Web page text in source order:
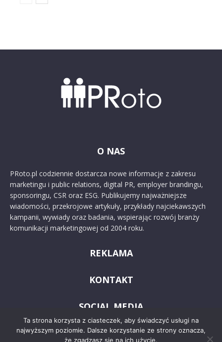
O NAS
PRoto.pl codziennie dostarcza nowe informacje z zakresu
marketingu i public relations, digital PR, employer brandingu,
sponsoringu, CSR oraz ESG. Publikujemy najważniejsze
wiadomości, przekrojowe artykuły, przykłady najciekawszych
kampanii, wywiady oraz badania, wspierając rozwój branży
komunikacji marketingowej od 2004 roku.
REKLAMA
KONTAKT
SOCIAL MEDIA
Ta strona korzysta z ciasteczek, aby świadczyć usługi na
najwyższym poziomie. Dalsze korzystanie ze strony oznacza,
że zgadzasz się na ich użycie.